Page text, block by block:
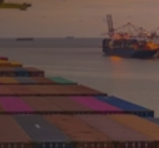
e a excelência
colaboradores